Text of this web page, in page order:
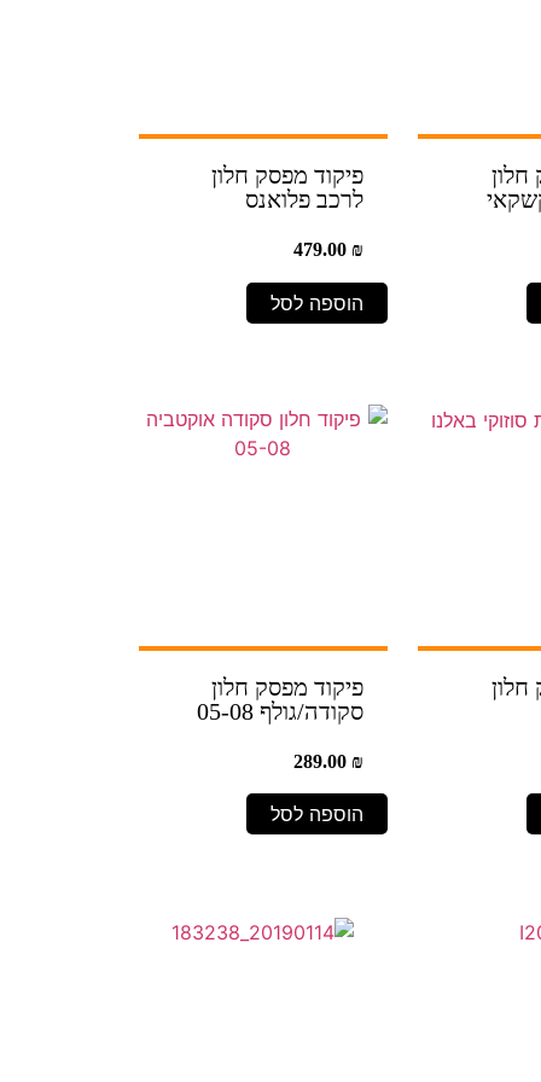
חלון
פיקוד מפסק חלון
לרכב פלואנס
479.00 ₪
הוספה לסל
חלון
פיקוד מפסק חלון
סקודה/גולף 05-08
289.00 ₪
הוספה לסל